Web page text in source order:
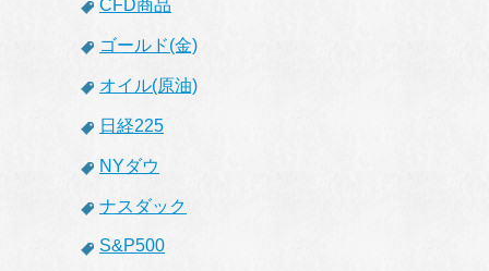
CFD商品
ゴールド(金)
オイル(原油)
日経225
NYダウ
ナスダック
S&P500